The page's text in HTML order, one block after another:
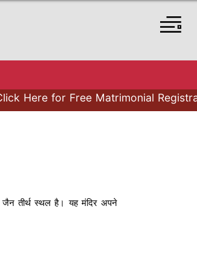
for Free Matrimonial Registration
जैन तीर्थ स्थल है। यह मंदिर अपने